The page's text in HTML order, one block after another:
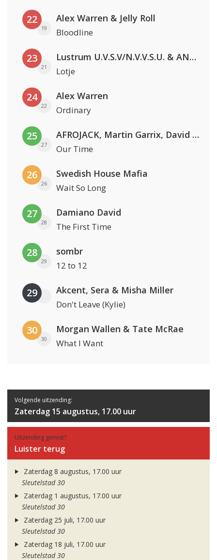
22
19
Alex Warren & Jelly Roll
Bloodline
23
21
Lustrum U.V.S.V/N.V.V.S.U. & ANNO ONS & Jopke van Dobbenburgh & Roeland Beelen
Lotje
24
22
Alex Warren
Ordinary
25
27
AFROJACK, Martin Garrix, David Guetta & Amél
Our Time
26
26
Swedish House Mafia
Wait So Long
27
28
Damiano David
The First Time
28
29
sombr
12 to 12
29 Akcent, Sera & Misha Miller
Don't Leave (Kylie)
30
30
Morgan Wallen & Tate McRae
What I Want
Volgende uitzending:
Zaterdag 15 augustus, 17.00 uur
Uitzending gemist?
Luister terug
Zaterdag 8 augustus, 17.00 uur
Sleutelstad 30
Zaterdag 1 augustus, 17.00 uur
Sleutelstad 30
Zaterdag 25 juli, 17.00 uur
Sleutelstad 30
Zaterdag 18 juli, 17.00 uur
Sleutelstad 30